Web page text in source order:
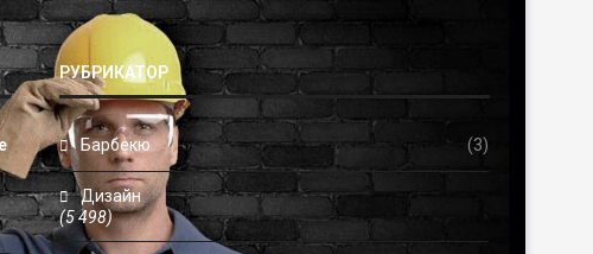
РУБРИКАТОР
Барбекю (3)
Дизайн
(5 498)